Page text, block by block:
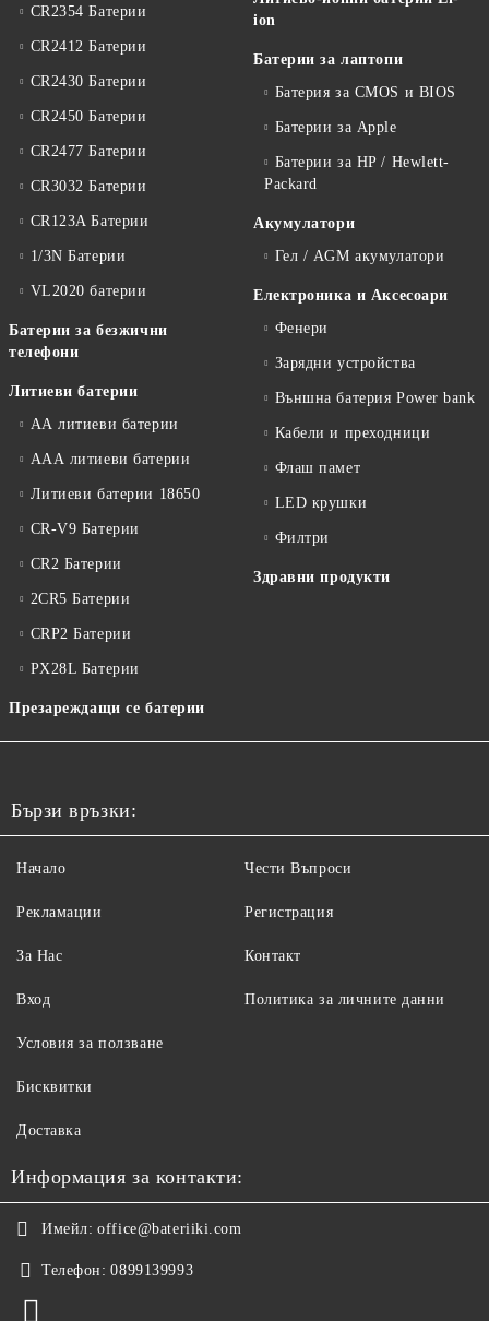
CR2354 Батерии
CR2412 Батерии
CR2430 Батерии
CR2450 Батерии
CR2477 Батерии
CR3032 Батерии
CR123A Батерии
1/3N Батерии
VL2020 батерии
Батерии за безжични
телефони
Литиеви батерии
АА литиеви батерии
ААА литиеви батерии
Литиеви батерии 18650
CR-V9 Батерии
CR2 Батерии
2CR5 Батерии
CRP2 Батерии
PX28L Батерии
Презареждащи се батерии
ion
Батерии за лаптопи
Батерия за CMOS и BIOS
Батерии за Apple
Батерии за HP / Hewlett-
Packard
Акумулатори
Гел / AGM акумулатори
Електроника и Аксесоари
Фенери
Зарядни устройства
Външна батерия Power bank
Кабели и преходници
Флаш памет
LED крушки
Филтри
Здравни продукти
Бързи връзки:
Начало
Рекламации
За Нас
Вход
Чести Въпроси
Регистрация
Контакт
Политика за личните данни
Условия за ползване
Бисквитки
Доставка
Информация за контакти:
Имейл: office@bateriiki.com
Телефон: 0899139993